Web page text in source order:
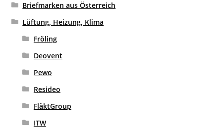
Briefmarken aus Österreich
Lüftung, Heizung, Klima
Fröling
Deovent
Pewo
Resideo
FläktGroup
ITW